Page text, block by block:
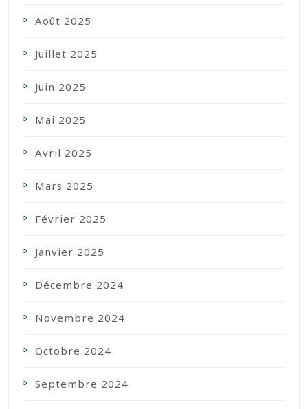
Août 2025
Juillet 2025
Juin 2025
Mai 2025
Avril 2025
Mars 2025
Février 2025
Janvier 2025
Décembre 2024
Novembre 2024
Octobre 2024
Septembre 2024